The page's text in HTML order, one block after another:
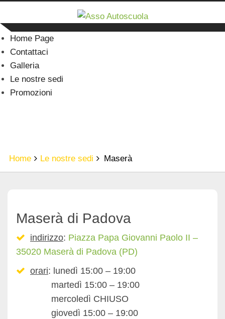
Home Page
Contattaci
Galleria
Le nostre sedi
Promozioni
Home Le nostre sedi Maserà
Maserà di Padova
indirizzo: Piazza Papa Giovanni Paolo II –
35020 Maserà di Padova (PD)
orari: lunedì 15:00 – 19:00
martedì 15:00 – 19:00
mercoledì CHIUSO
giovedì 15:00 – 19:00